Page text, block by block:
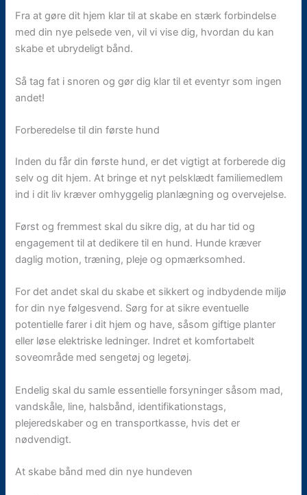
Fra at gøre dit hjem klar til at skabe en stærk forbindelse
med din nye pelsede ven, vil vi vise dig, hvordan du kan
skabe et ubrydeligt bånd.
Så tag fat i snoren og gør dig klar til et eventyr som ingen
andet!
Forberedelse til din første hund
Inden du får din første hund, er det vigtigt at forberede dig
selv og dit hjem. At bringe et nyt pelsklædt familiemedlem
ind i dit liv kræver omhyggelig planlægning og overvejelse.
Først og fremmest skal du sikre dig, at du har tid og
engagement til at dedikere til en hund. Hunde kræver
daglig motion, træning, pleje og opmærksomhed.
For det andet skal du skabe et sikkert og indbydende miljø
for din nye følgesvend. Sørg for at sikre eventuelle
potentielle farer i dit hjem og have, såsom giftige planter
eller løse elektriske ledninger. Indret et komfortabelt
soveområde med sengetøj og legetøj.
Endelig skal du samle essentielle forsyninger såsom mad,
vandskåle, line, halsbånd, identifikationstags,
plejeredskaber og en transportkasse, hvis det er
nødvendigt.
At skabe bånd med din nye hundeven